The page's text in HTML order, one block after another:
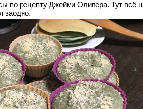
по рецепту Джейми Оливера. Тут всё
заодно.